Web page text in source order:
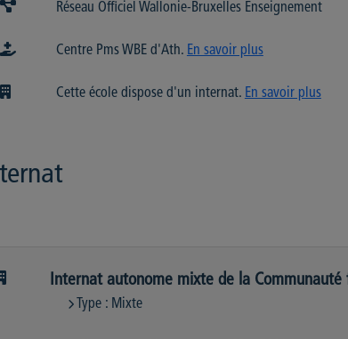
Réseau Officiel Wallonie-Bruxelles Enseignement
Centre Pms WBE d'Ath. En savoir plus
Cette école dispose d'un internat. En savoir plus
Internat autonome mixte de la Communauté
Type : Mixte